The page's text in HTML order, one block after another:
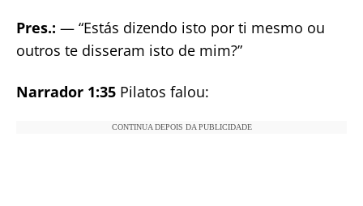
Pres.: — “Estás dizendo isto por ti mesmo ou
outros te disseram isto de mim?”
Narrador 1:35 Pilatos falou:
CONTINUA DEPOIS DA PUBLICIDADE